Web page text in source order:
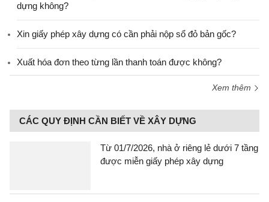
dựng không?
Xin giấy phép xây dựng có cần phải nộp sổ đỏ bản gốc?
Xuất hóa đơn theo từng lần thanh toán được không?
Xem thêm
CÁC QUY ĐỊNH CẦN BIẾT VỀ XÂY DỰNG
Từ 01/7/2026, nhà ở riêng lẻ dưới 7 tầng
được miễn giấy phép xây dựng